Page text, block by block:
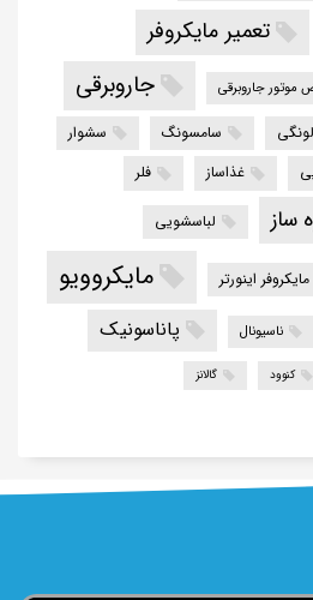
تعمیر مایکروفر
موتور جاروبرقی جاروبرقی
سامسونگ
سشوار
غذاساز فلر
ساز لباسشویی
مایکروفر اینورتر مایکروویو
ناسیونال پاناسونیک
کنوود گالانز